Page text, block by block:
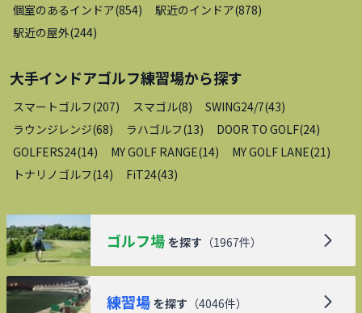
個室のあるインドア(854) 駅近のインドア(878)
駅近の屋外(244)
大手インドアゴルフ練習場から探す
スマートゴルフ(207) スマゴル(8) SWING24/7(43)
ラウンジレンジ(68) ラハゴルフ(13) DOOR TO GOLF(24)
GOLFERS24(14) MY GOLF RANGE(14) MY GOLF LANE(21 )
トナリノゴルフ(14) FiT24(43)
ゴルフ場 を探す （1967件）
練習場 を探す （4046件）